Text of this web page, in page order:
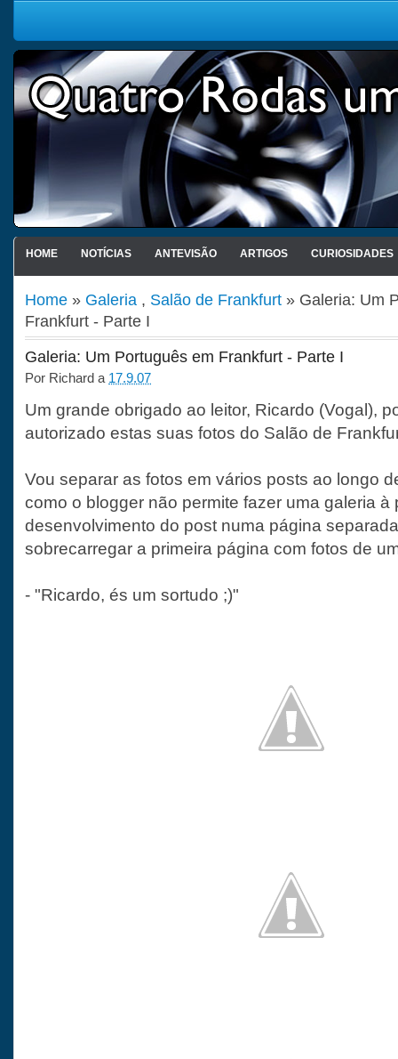
HOME NOTÍCIAS ANTEVISÃO ARTIGOS CURIOSIDADES
Home » Galeria , Salão de Frankfurt » Galeria: Um
Frankfurt - Parte I
Galeria: Um Português em Frankfurt - Parte I
Por Richard a 17.9.07
Um grande obrigado ao leitor, Ricardo (Vogal),
autorizado estas suas fotos do Salão de
Vou separar as fotos em vários posts ao longo
como o blogger não permite fazer uma galeria à
desenvolvimento do post numa página
sobrecarregar a primeira página com fotos de
- "Ricardo, és um sortudo ;)"